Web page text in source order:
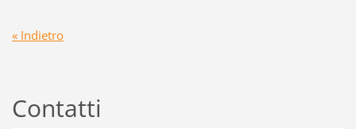
« Indietro
Contatti